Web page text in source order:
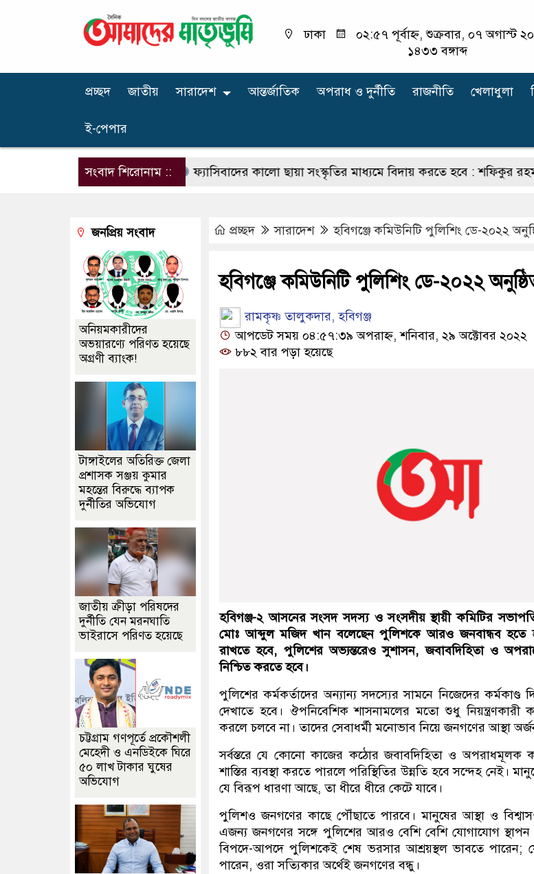
ঢাকা
০২:৫৭ পূর্বাহ্ন, শুক্রবার, ০৭ অগাস্ট
১৪৩৩ বঙ্গাব্দ
প্রচ্ছদ জাতীয় সারাদেশ আন্তর্জাতিক অপরাধ ‍ও দুর্নীতি রাজনীতি খেলাধুলা
ই-পেপার
সংবাদ শিরোনাম ::
ঊর্ধ্বতন কর্মকর্তাকে বদলি ফ্যাসিবাদের কালো ছায়া সংস্কৃতির মাধ্যমে বিদায় করতে হবে : শফিকুর রহমান
প্রচ্ছদ সারাদেশ হবিগঞ্জে কমিউনিটি পুলিশিং ডে-২০২২
হবিগঞ্জে কমিউনিটি পুলিশিং ডে-২০২২
রামকৃষ্ণ তালুকদার, হবিগঞ্জ
আপডেট সময় ০৪:৫৭:৩৯ অপরাহ্ন, শনিবার, ২৯ অক্টোবর ২০২২
৮৮২ বার পড়া হয়েছে
হবিগঞ্জ-২ আসনের সংসদ সদস্য ও সংসদীয় স্থায়ী কমিটির
মোঃ আব্দুল মজিদ খান বলেছেন পুলিশকে আরও জনবান্ধব হতে
রাখতে হবে, পুলিশের অভ্যন্তরেও সুশাসন, জবাবদিহিতা ও
নিশ্চিত করতে হবে।
পুলিশের কর্মকর্তাদের অন্যান্য সদস্যের সামনে নিজেদের কর্মকাণ্ড
দেখাতে হবে। ঔপনিবেশিক শাসনামলের মতো শুধু
করলে চলবে না। তাদের সেবাধর্মী মনোভাব নিয়ে জনগণের আস্থা
সর্বস্তরে যে কোনো কাজের কঠোর জবাবদিহিতা ও অপরাধমূলক
শাস্তির ব্যবস্থা করতে পারলে পরিস্থিতির উন্নতি হবে সন্দেহ নেই।
যে বিরূপ ধারণা আছে, তা ধীরে ধীরে কেটে যাবে।
পুলিশও জনগণের কাছে পৌঁছাতে পারবে। মানুষের আস্থা ও
এজন্য জনগণের সঙ্গে পুলিশের আরও বেশি বেশি যোগাযোগ
বিপদে-আপদে পুলিশকেই শেষ ভরসার আশ্রয়স্থল ভাবতে পারেন;
পারেন, ওরা সত্যিকার অর্থেই জনগণের বন্ধু।
জনপ্রিয় সংবাদ
অনিয়মকারীদের
অভয়ারণ্যে পরিণত হয়েছে
অগ্রণী ব্যাংক!
টাঙ্গাইলের অতিরিক্ত জেলা
প্রশাসক সঞ্জয় কুমার
মহন্তের বিরুদ্ধে ব্যাপক
দুর্নীতির অভিযোগ
জাতীয় ক্রীড়া পরিষদের
দুর্নীতি যেন মরনঘাতি
ভাইরাসে পরিণত হয়েছে
চট্টগ্রাম গণপূর্তে প্রকৌশলী
মেহেদী ও এনডিইকে ঘিরে
৫০ লাখ টাকার ঘুষের
অভিযোগ